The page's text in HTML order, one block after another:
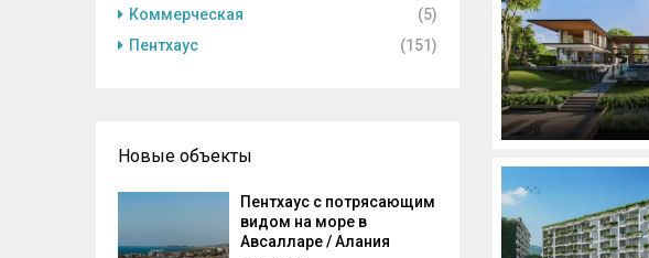
Коммерческая
(5)
Пентхаус
(151)
Новые объекты
Пентхаус с потрясающим
видом на море в
Авсалларе / Алания